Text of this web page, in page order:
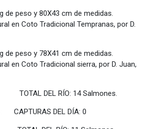
de peso y 80X43 cm de medidas.
en Coto Tradicional Tempranas, por D.
de peso y 78X41 cm de medidas.
en Coto Tradicional sierra, por D. Juan,
RÍO: 14 Salmones.
CAPTURAS DEL DÍA: 0